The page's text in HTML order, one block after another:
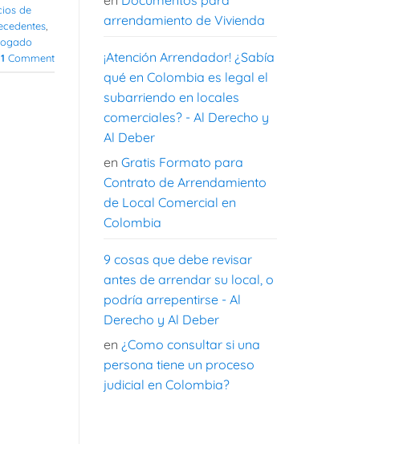
de
1 Comment
arrendamiento de Vivienda
¡Atención Arrendador! ¿Sabía
qué en Colombia es legal el
subarriendo en locales
comerciales? - Al Derecho y
Al Deber
en Gratis Formato para
Contrato de Arrendamiento
de Local Comercial en
Colombia
9 cosas que debe revisar
antes de arrendar su local, o
podría arrepentirse - Al
Derecho y Al Deber
en ¿Como consultar si una
persona tiene un proceso
judicial en Colombia?